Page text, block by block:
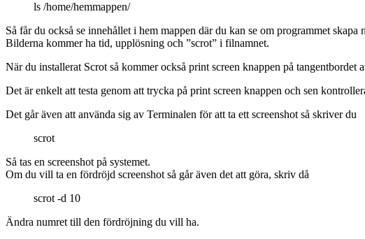
ls /home/hemmappen/
Så får du också se innehållet i hem mappen där du kan se om programmet skapa
Bilderna kommer ha tid, upplösning och ”scrot” i filnamnet.
När du installerat Scrot så kommer också print screen knappen på tangentbordet
Det är enkelt att testa genom att trycka på print screen knappen och sen
Det går även att använda sig av Terminalen för att ta ett screenshot så skriver du
scrot
Så tas en screenshot på systemet.
Om du vill ta en fördröjd screenshot så går även det att göra, skriv då
scrot -d 10
Ändra numret till den fördröjning du vill ha.